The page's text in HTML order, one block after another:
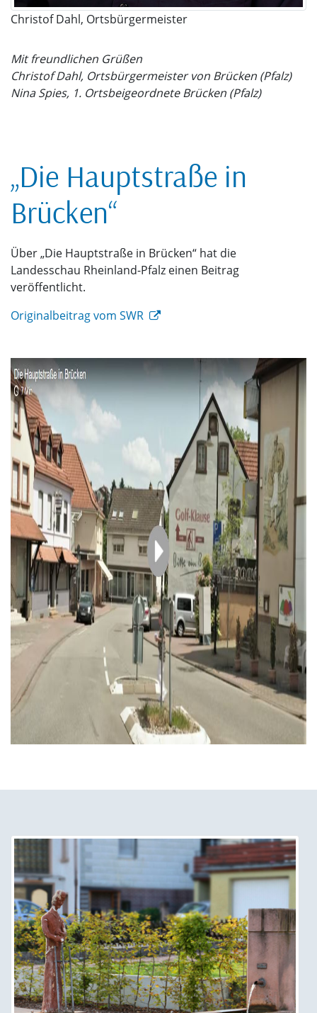
Christof Dahl, Ortsbürgermeister
Mit freundlichen Grüßen
Christof Dahl, Ortsbürgermeister von Brücken (Pfalz)
Nina Spies, 1. Ortsbeigeordnete Brücken (Pfalz)
„Die Hauptstraße in
Brücken“
Über „Die Hauptstraße in Brücken“ hat die
Landesschau Rheinland-Pfalz einen Beitrag
veröffentlicht.
Originalbeitrag vom SWR